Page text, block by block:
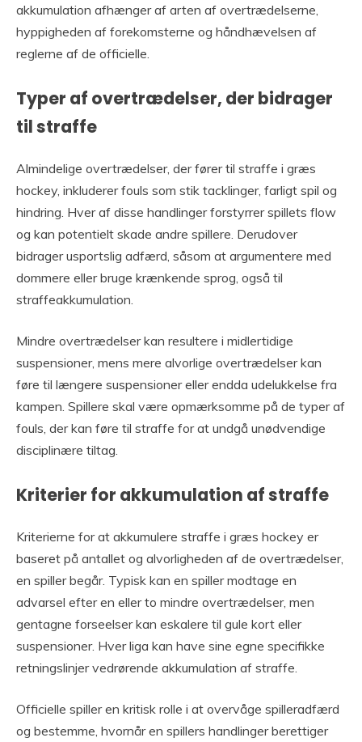
akkumulation afhænger af arten af overtrædelserne,
hyppigheden af forekomsterne og håndhævelsen af
reglerne af de officielle.
Typer af overtrædelser, der bidrager
til straffe
Almindelige overtrædelser, der fører til straffe i græs
hockey, inkluderer fouls som stik tacklinger, farligt spil og
hindring. Hver af disse handlinger forstyrrer spillets flow
og kan potentielt skade andre spillere. Derudover
bidrager usportslig adfærd, såsom at argumentere med
dommere eller bruge krænkende sprog, også til
straffeakkumulation.
Mindre overtrædelser kan resultere i midlertidige
suspensioner, mens mere alvorlige overtrædelser kan
føre til længere suspensioner eller endda udelukkelse fra
kampen. Spillere skal være opmærksomme på de typer af
fouls, der kan føre til straffe for at undgå unødvendige
disciplinære tiltag.
Kriterier for akkumulation af straffe
Kriterierne for at akkumulere straffe i græs hockey er
baseret på antallet og alvorligheden af de overtrædelser,
en spiller begår. Typisk kan en spiller modtage en
advarsel efter en eller to mindre overtrædelser, men
gentagne forseelser kan eskalere til gule kort eller
suspensioner. Hver liga kan have sine egne specifikke
retningslinjer vedrørende akkumulation af straffe.
Officielle spiller en kritisk rolle i at overvåge spilleradfærd
og bestemme, hvornår en spillers handlinger berettiger